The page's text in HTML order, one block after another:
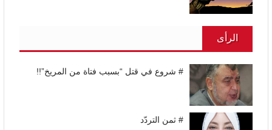
الرأى
# شروع في قتل “بسبب فتاة من المريخ”!!
# ثمن التردّد